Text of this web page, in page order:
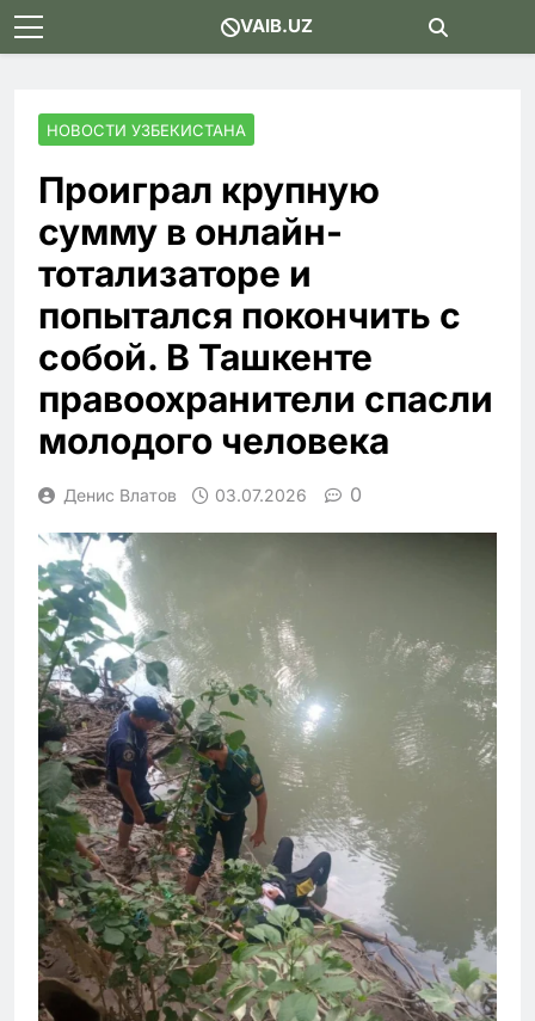
Skip
to
VAIB.UZ
НОВОСТИ УЗБЕКИСТАНА
Проиграл крупную
сумму в онлайн-
тотализаторе и
попытался покончить с
собой. В Ташкенте
правоохранители спасли
молодого человека
Денис Влатов 03.07.2026 0